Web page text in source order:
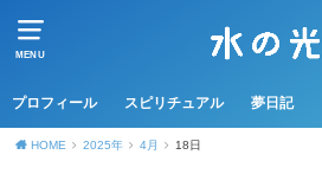
MENU
プロフィール スピリチュアル 夢日記
HOME 2025年 4月 18日